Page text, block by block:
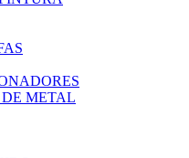
METAL